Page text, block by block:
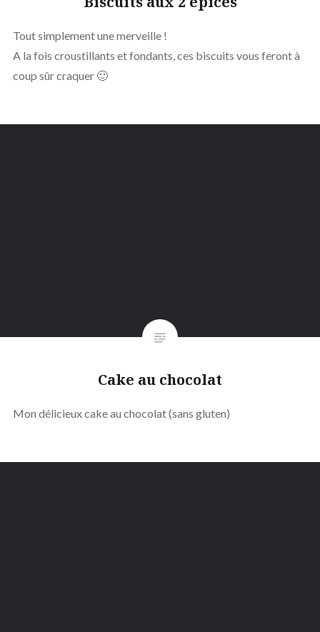
Tout simplement une merveille !
A la fois croustillants et fondants, ces biscuits vous feront à
coup sûr craquer 🙂
Cake au chocolat
Mon délicieux cake au chocolat (sans gluten)